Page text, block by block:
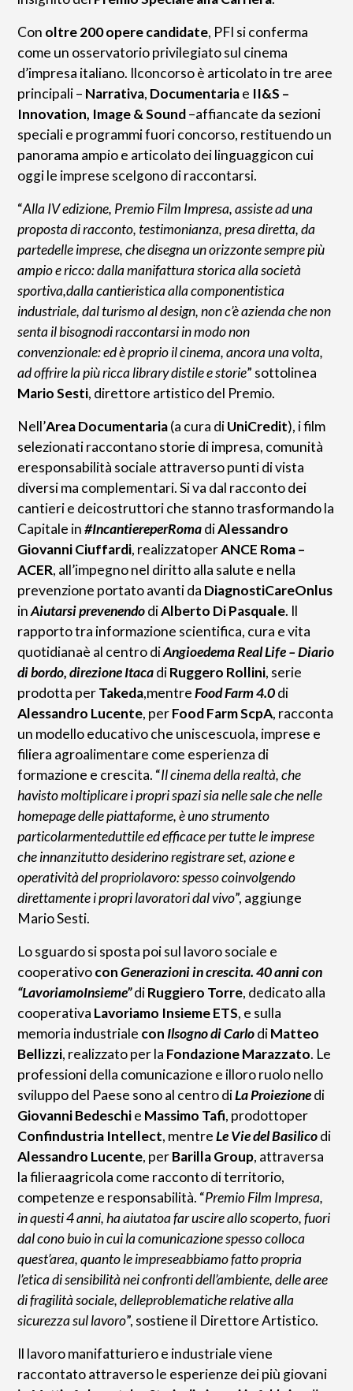
Con oltre 200 opere candidate, PFI si conferma
come un osservatorio privilegiato sul cinema
d’impresa italiano. Ilconcorso è articolato in tre aree
principali – Narrativa, Documentariae II&S –
Innovation, Image & Sound–affiancate da sezioni
speciali e programmi fuori concorso, restituendo un
panorama ampio e articolato dei linguaggicon cui
oggi le imprese scelgono di raccontarsi.
“Alla IV edizione, Premio Film Impresa, assiste ad una
proposta di racconto, testimonianza, presa diretta, da
partedelle imprese, che disegna un orizzonte sempre più
ampio e ricco: dalla manifattura storica alla società
sportiva,dalla cantieristica alla componentistica
industriale, dal turismo al design, non c’è azienda che non
senta il bisognodi raccontarsi in modo non
convenzionale: ed è proprio il cinema, ancora una volta,
ad offrire la più ricca library distile e storie” sottolinea
Mario Sesti, direttore artistico del Premio.
Nell’Area Documentaria(a cura diUniCredit), i film
selezionati raccontano storie di impresa, comunità
eresponsabilità sociale attraverso punti di vista
diversi ma complementari. Si va dal racconto dei
cantieri e deicostruttori che stanno trasformando la
Capitale in#IncantiereperRomadiAlessandro
Giovanni Ciuffardi, realizzatoperANCE Roma –
ACER, all’impegno nel diritto alla salute e nella
prevenzione portato avanti da DiagnostiCareOnlus
inAiutarsi prevenendodiAlberto Di Pasquale. Il
rapporto tra informazione scientifica, cura e vita
quotidianaè al centro diAngioedema Real Life – Diario
di bordo, direzione ItacadiRuggero Rollini, serie
prodotta perTakeda,mentreFood Farm 4.0di
Alessandro Lucente, perFood Farm ScpA, racconta
un modello educativo che uniscescuola, imprese e
filiera agroalimentare come esperienza di
formazione e crescita. “Il cinema della realtà, che
havisto moltiplicare i propri spazi sia nelle sale che nelle
homepage delle piattaforme, è uno strumento
particolarmenteduttile ed efficace per tutte le imprese
che innanzitutto desiderino registrare set, azione e
operatività del propriolavoro: spesso coinvolgendo
direttamente i propri lavoratori dal vivo”, aggiunge
Mario Sesti.
Lo sguardo si sposta poi sul lavoro sociale e
cooperativoconGenerazioni in crescita. 40 anni con
“LavoriamoInsieme”diRuggiero Torre, dedicato alla
cooperativa Lavoriamo Insieme ETS, e sulla
memoria industriale con Ilsogno di CarlodiMatteo
Bellizzi, realizzato per la Fondazione Marazzato. Le
professioni della comunicazione e illoro ruolo nello
sviluppo del Paese sono al centro diLa Proiezionedi
Giovanni Bedeschie Massimo Tafi, prodottoper
Confindustria Intellect, mentreLe Vie del Basilicodi
Alessandro Lucente, perBarilla Group, attraversa
la filieraagricola come racconto di territorio,
competenze e responsabilità. “Premio Film Impresa,
in questi 4 anni, ha aiutatoa far uscire allo scoperto, fuori
dal cono buio in cui la comunicazione spesso colloca
quest’area, quanto le impreseabbiamo fatto propria
l’etica di sensibilità nei confronti dell’ambiente, delle aree
di fragilità sociale, delleproblematiche relative alla
sicurezza sul lavoro”, sostiene il Direttore Artistico.
Il lavoro manifatturiero e industriale viene
raccontato attraverso le esperienze dei più giovani